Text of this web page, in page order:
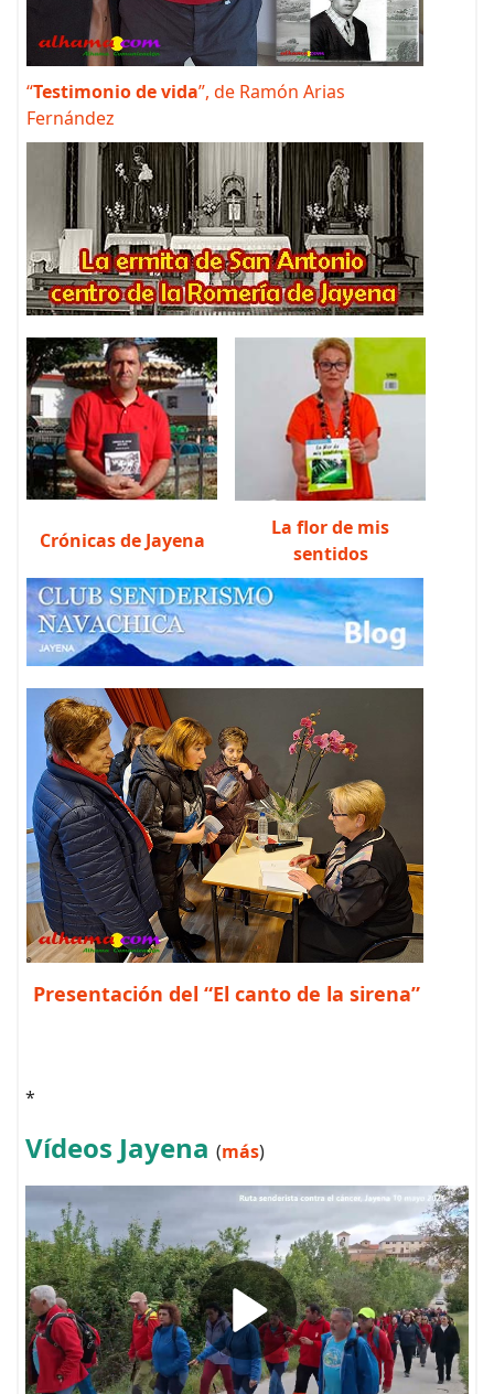
“Testimonio de vida”, de Ramón Arias
Fernández
Crónicas de Jayena
La flor de mis
sentidos
Presentación del “El canto de la sirena”
*
Vídeos Jayena (más)